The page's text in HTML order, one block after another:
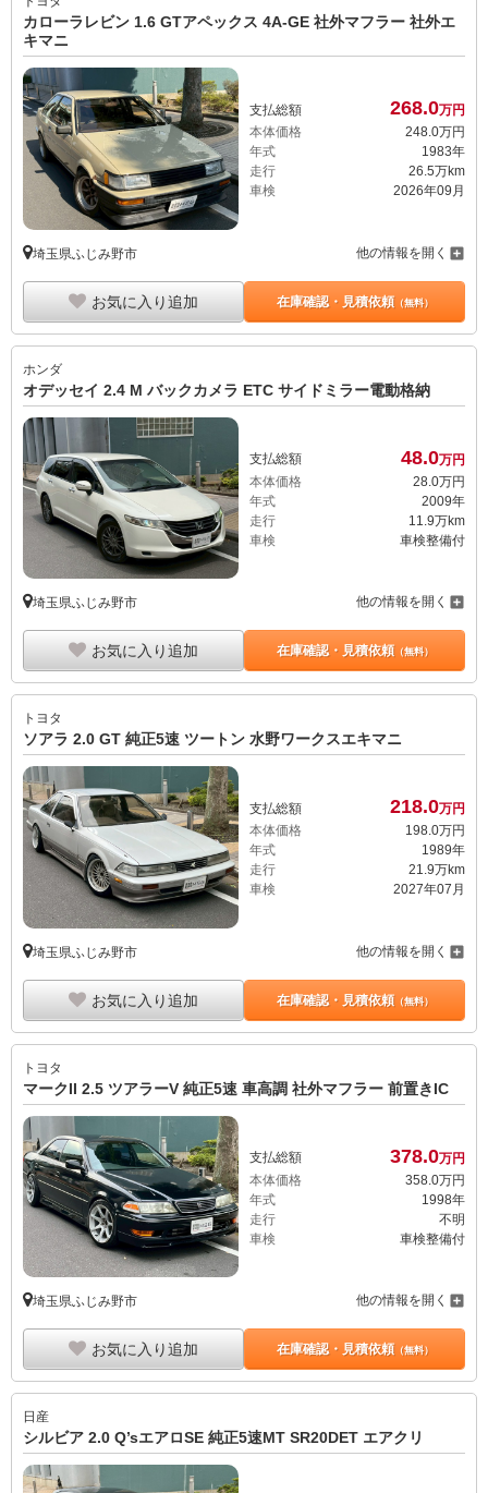
カローラレビン 1.6 GTアペックス 4A-GE 社外マフラー 社外エ
キマニ
支払総額 268.0万円
本体価格
248.0万円
年式
1983年
走行
26.5万km
車検
2026年09月
埼玉県ふじみ野市 他の情報を開く
お気に入り追加 在庫確認・見積依頼（無料）
ホンダ
オデッセイ 2.4 M バックカメラ ETC サイドミラー電動格納
支払総額 48.0万円
本体価格
28. 0万円
年式
2009年
走行
11.9万km
車検
車検整備付
埼玉県ふじみ野市 他の情報を開く
お気に入り追加 在庫確認・見積依頼（無料）
トヨタ
ソアラ 2.0 GT 純正5速 ツートン 水野ワークスエキマニ
支払総額 218.0万円
本体価格
198.0万円
年式
1989年
走行
21.9万km
車検
2027年07月
埼玉県ふじみ野市 他の情報を開く
お気に入り追加 在庫確認・見積依頼（無料）
トヨタ
マークII 2.5 ツアラーV 純正5速 車高調 社外マフラー 前置きIC
支払総額 378.0万円
本体価格
358. 0万円
年式
1998年
走行
不明
車検
車検整備付
埼玉県ふじみ野市 他の情報を開く
お気に入り追加 在庫確認・見積依頼（無料）
日産
シルビア 2.0 Q’sエアロSE 純正5速MT SR20DET エアクリ